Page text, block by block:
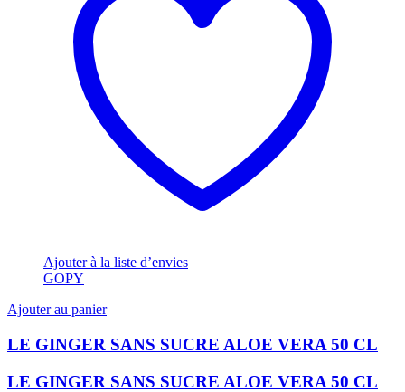
Ajouter à la liste d’envies
GOPY
Ajouter au panier
LE GINGER SANS SUCRE ALOE VERA 50 CL
LE GINGER SANS SUCRE ALOE VERA 50 CL